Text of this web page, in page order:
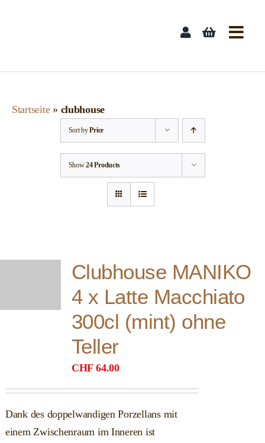
Startseite» clubhouse
Sort byPrice
Show24 Products
Clubhouse MANIKO
4 x Latte Macchiato
300cl (mint) ohne
Teller
CHF 64.00
Dank des doppelwandigen Porzellans mit
einem Zwischenraum im Inneren ist